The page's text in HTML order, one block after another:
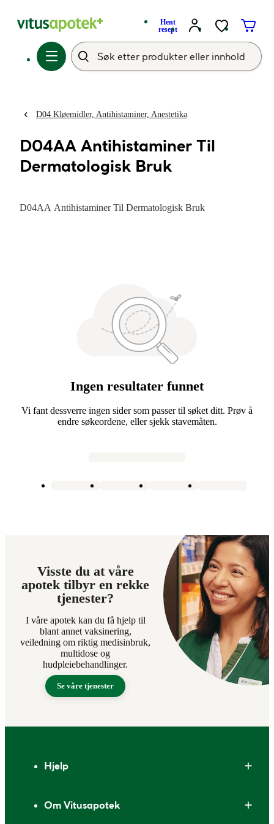
Hent
resept
D04 Kløemidler, Antihistaminer, Anestetika
D04AA Antihistaminer Til
Dermatologisk Bruk
D04AA Antihistaminer Til Dermatologisk Bruk
Ingen resultater funnet
Vi fant dessverre ingen sider som passer til søket ditt. Prøv å
endre søkeordene, eller sjekk stavemåten.
Visste du at våre
apotek tilbyr en rekke
tjenester?
I våre apotek kan du få hjelp til
blant annet vaksinering,
veiledning om riktig medisinbruk,
multidose og
hudpleiebehandlinger.
Se våre tjenester
Hjelp
Om Vitusapotek